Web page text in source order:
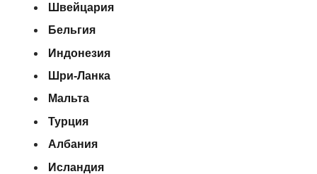
Швейцария
Бельгия
Индонезия
Шри-Ланка
Мальта
Турция
Албания
Исландия